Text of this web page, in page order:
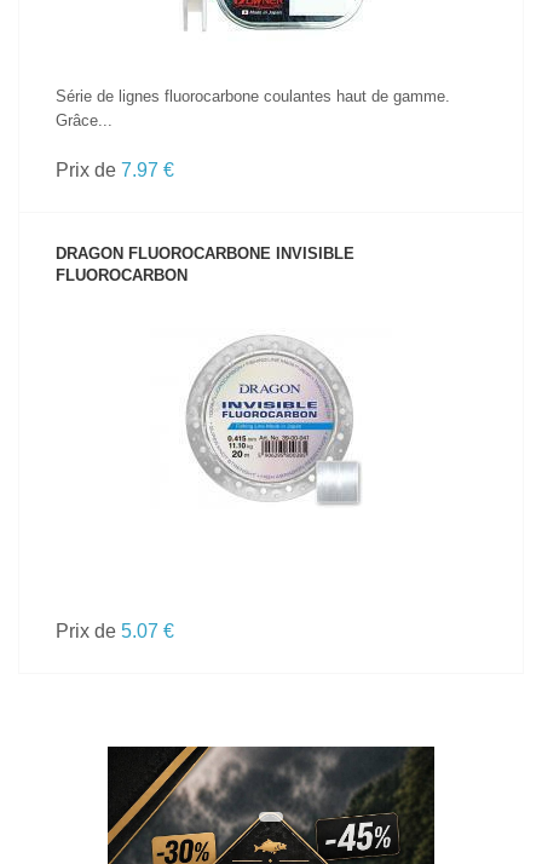
Série de lignes fluorocarbone coulantes haut de gamme.
Grâce...
Prix de 7.97 €
DRAGON FLUOROCARBONE INVISIBLE
FLUOROCARBON
VOIR LE PRODUIT
Prix de 5.07 €